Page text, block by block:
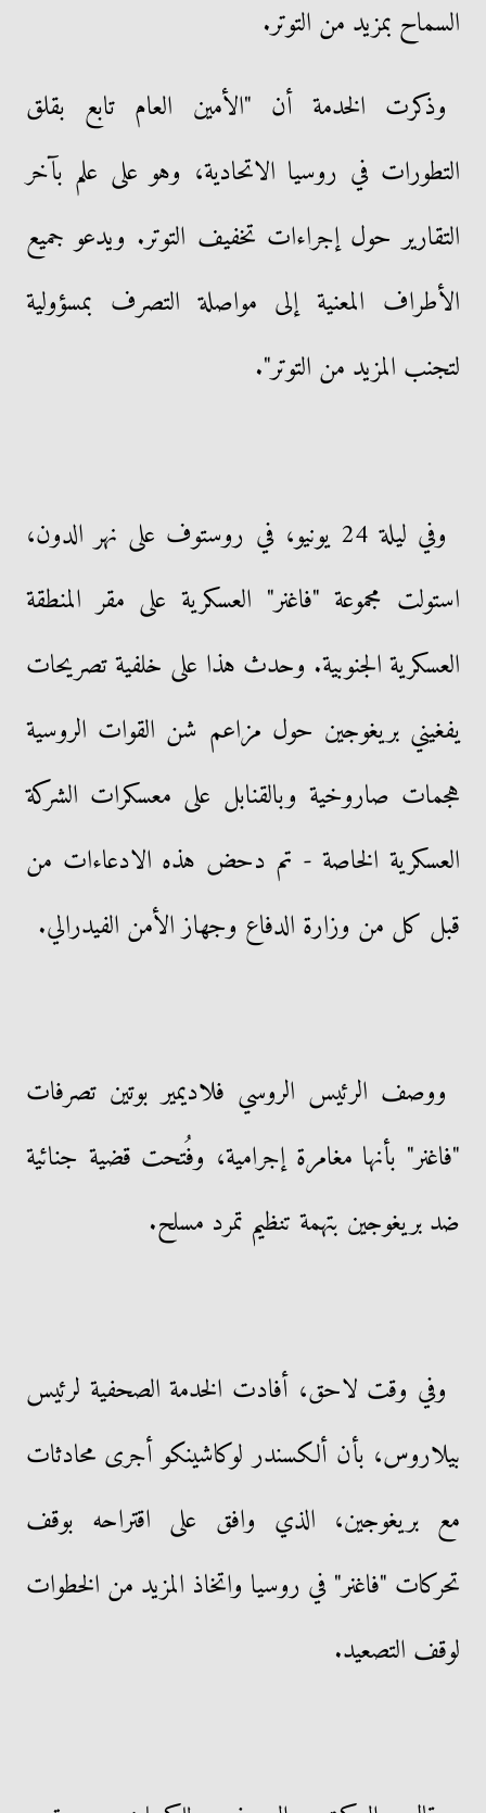
السماح بمزيد من التوتر.
وذكرت الخدمة أن "الأمين العام تابع بقلق
التطورات في روسيا الاتحادية، وهو على علم بآخر
التقارير حول إجراءات تخفيف التوتر. ويدعو جميع
الأطراف المعنية إلى مواصلة التصرف بمسؤولية
لتجنب المزيد من التوتر".
وفي ليلة 24 يونيو، في روستوف على نهر الدون،
استولت مجموعة "فاغنر" العسكرية على مقر المنطقة
العسكرية الجنوبية. وحدث هذا على خلفية تصريحات
يفغيني بريغوجين حول مزاعم شن القوات الروسية
هجمات صاروخية وبالقنابل على معسكرات الشركة
العسكرية الخاصة - تم دحض هذه الادعاءات من
قبل كل من وزارة الدفاع وجهاز الأمن الفيدرالي.
ووصف الرئيس الروسي فلاديمير بوتين تصرفات
"فاغنر" بأنها مغامرة إجرامية، وفُتحت قضية جنائية
ضد بريغوجين بتهمة تنظيم تمرد مسلح.
وفي وقت لاحق، أفادت الخدمة الصحفية لرئيس
بيلاروس، بأن ألكسندر لوكاشينكو أجرى محادثات
مع بريغوجين، الذي وافق على اقتراحه بوقف
تحركات "فاغنر" في روسيا واتخاذ المزيد من الخطوات
لوقف التصعيد.